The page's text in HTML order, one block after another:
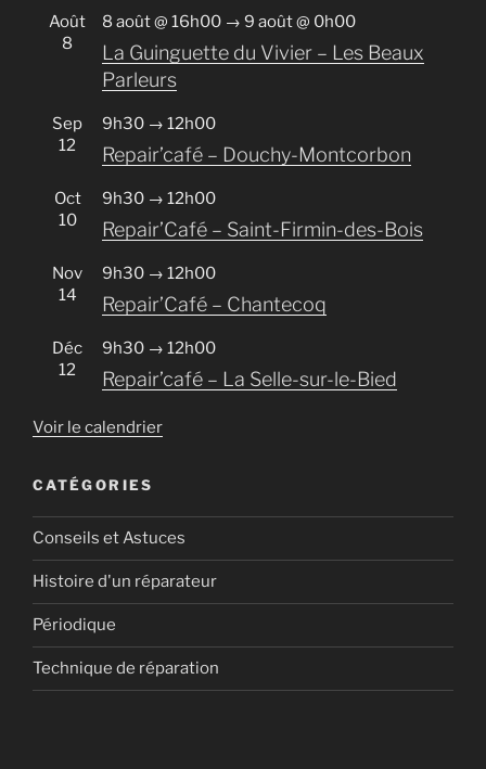
Août
8
8 août @ 16h00 → 9 août @ 0h00
La Guinguette du Vivier – Les Beaux
Parleurs
Sep
12
9h30 → 12h00
Repair’café – Douchy-Montcorbon
Oct
10
9h30 → 12h00
Repair’Café – Saint-Firmin-des-Bois
Nov
14
9h30 → 12h00
Repair’Café – Chantecoq
Déc
12
9h30 → 12h00
Repair’café – La Selle-sur-le-Bied
Voir le calendrier
CATÉGORIES
Conseils et Astuces
Histoire d'un réparateur
Périodique
Technique de réparation